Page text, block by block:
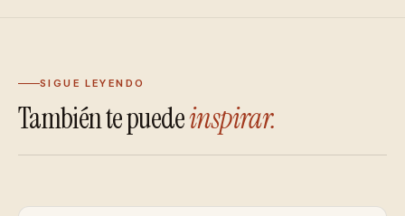
SIGUE LEYENDO
También te puedeinspirar.